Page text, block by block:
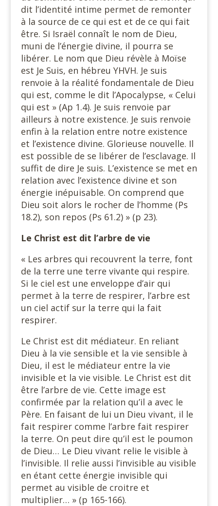
dit l’identité intime permet de remonter
à la source de ce qui est et de ce qui fait
être. Si Israël connaît le nom de Dieu,
muni de l’énergie divine, il pourra se
libérer. Le nom que Dieu révèle à Moïse
est Je Suis, en hébreu YHVH. Je suis
renvoie à la réalité fondamentale de Dieu
qui est, comme le dit l’Apocalypse, « Celui
qui est » (Ap 1.4). Je suis renvoie par
ailleurs à notre existence. Je suis renvoie
enfin à la relation entre notre existence
et l’existence divine. Glorieuse nouvelle. Il
est possible de se libérer de l’esclavage. Il
suffit de dire Je suis. L’existence se met en
relation avec l’existence divine et son
énergie inépuisable. On comprend que
Dieu soit alors le rocher de l’homme (Ps
18.2), son repos (Ps 61.2) » (p 23).
Le Christ est dit l’arbre de vie
« Les arbres qui recouvrent la terre, font
de la terre une terre vivante qui respire.
Si le ciel est une enveloppe d’air qui
permet à la terre de respirer, l’arbre est
un ciel actif sur la terre qui la fait
respirer.
Le Christ est dit médiateur. En reliant
Dieu à la vie sensible et la vie sensible à
Dieu, il est le médiateur entre la vie
invisible et la vie visible. Le Christ est dit
être l’arbre de vie. Cette image est
confirmée par la relation qu’il a avec le
Père. En faisant de lui un Dieu vivant, il le
fait respirer comme l’arbre fait respirer
la terre. On peut dire qu’il est le poumon
de Dieu… Le Dieu vivant relie le visible à
l’invisible. Il relie aussi l’invisible au visible
en étant cette énergie invisible qui
permet au visible de croitre et
multiplier… » (p 165-166).